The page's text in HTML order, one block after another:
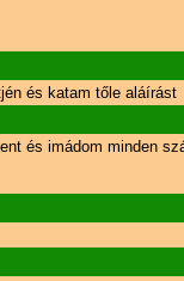
és katam tőle aláírást
és imádom minden